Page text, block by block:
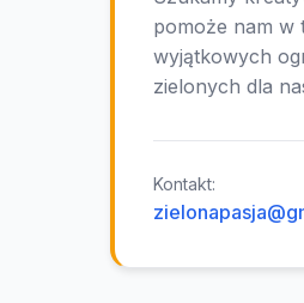
pomoże nam w
wyjątkowych
zielonych dla
Kontakt: